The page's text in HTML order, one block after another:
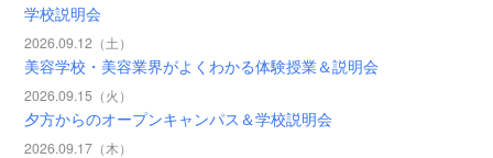
学校説明会
2026.09.12（土）
美容学校・美容業界がよくわかる体験授業＆説明会
2026.09.15（火）
夕方からのオープンキャンパス＆学校説明会
2026.09.17（木）